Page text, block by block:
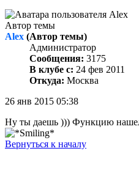
Автор темы
Alex (Автор темы)
Администратор
Сообщения: 3175
В клубе с: 24 фев 2011
Откуда: Москва
26 янв 2015 05:38
Ну ты даешь ))) Функцию
Вернуться к началу